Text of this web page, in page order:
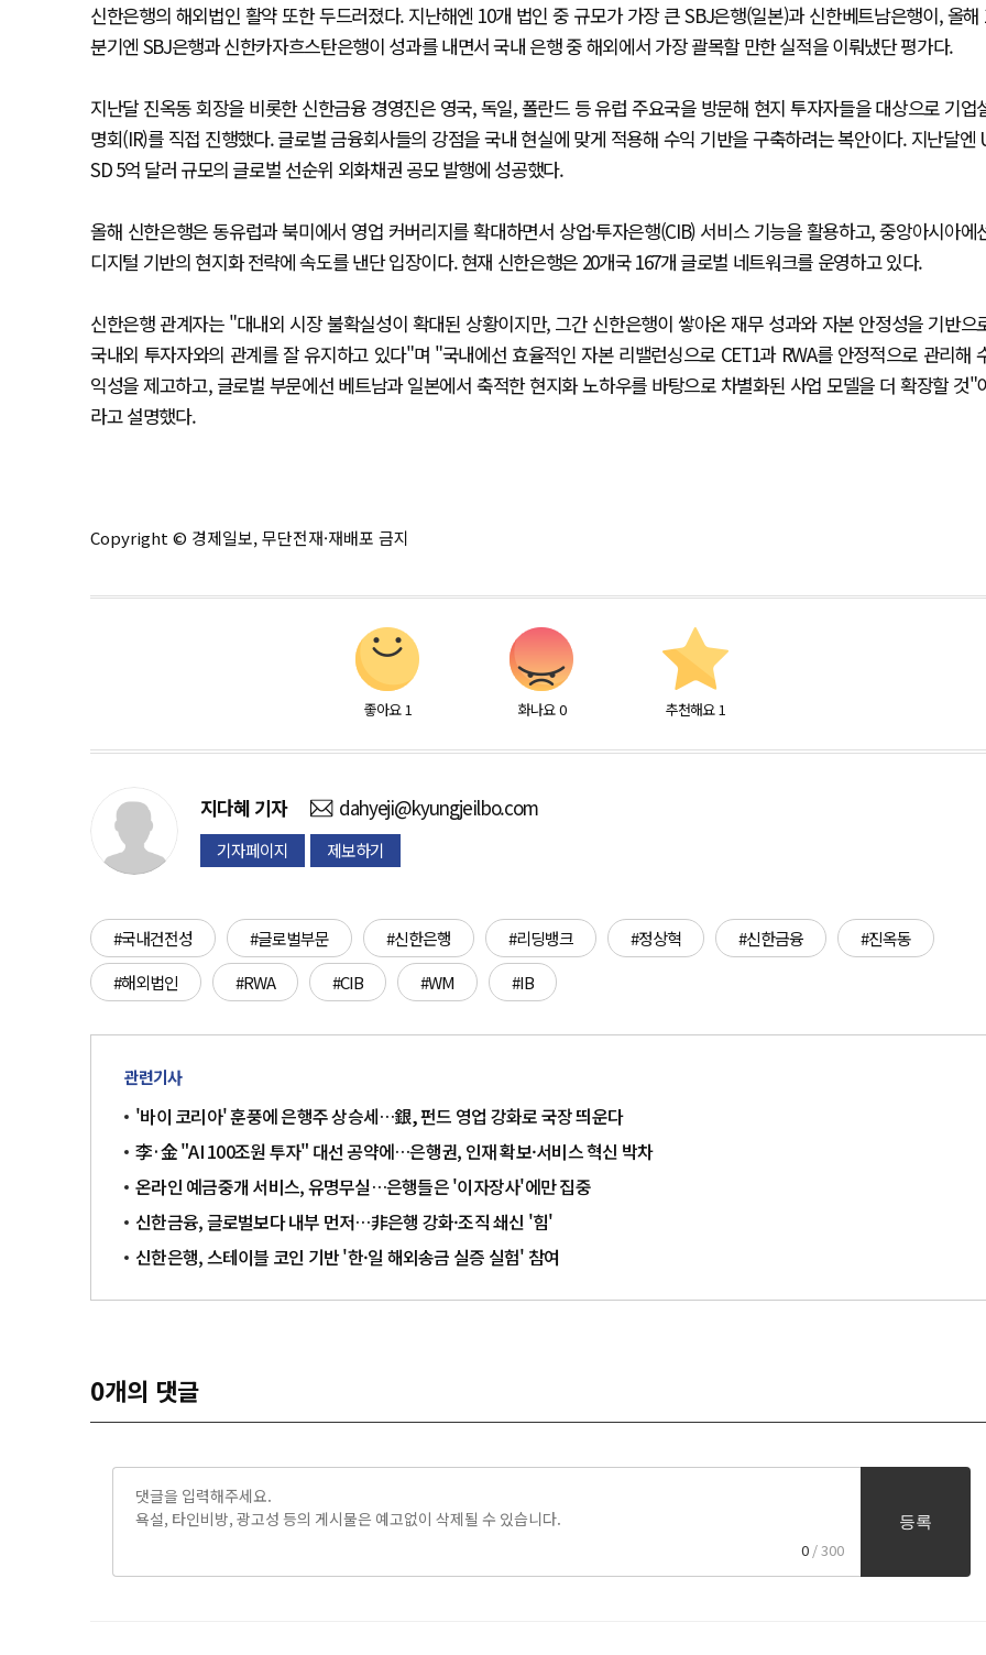
신한은행의 해외법인 활약 또한 두드러졌다. 지난해엔 10개 법인 중 규모가 가장 큰 SBJ은행(일본)과 신한베트남은행이, 올해
분기엔 SBJ은행과 신한카자흐스탄은행이 성과를 내면서 국내 은행 중 해외에서 가장 괄목할 만한 실적을 이뤄냈단 평가다.
지난달 진옥동 회장을 비롯한 신한금융 경영진은 영국, 독일, 폴란드 등 유럽 주요국을 방문해 현지 투자자들을 대상으로 기업
명회(IR)를 직접 진행했다. 글로벌 금융회사들의 강점을 국내 현실에 맞게 적용해 수익 기반을 구축하려는 복안이다. 지난달엔
SD 5억 달러 규모의 글로벌 선순위 외화채권 공모 발행에 성공했다.
올해 신한은행은 동유럽과 북미에서 영업 커버리지를 확대하면서 상업·투자은행(CIB) 서비스 기능을 활용하고, 중앙아시아에
디지털 기반의 현지화 전략에 속도를 낸단 입장이다. 현재 신한은행은 20개국 167개 글로벌 네트워크를 운영하고 있다.
신한은행 관계자는 "대내외 시장 불확실성이 확대된 상황이지만, 그간 신한은행이 쌓아온 재무 성과와 자본 안정성을 기반으
국내외 투자자와의 관계를 잘 유지하고 있다"며 "국내에선 효율적인 자본 리밸런싱으로 CET1과 RWA를 안정적으로 관리해
익성을 제고하고, 글로벌 부문에선 베트남과 일본에서 축적한 현지화 노하우를 바탕으로 차별화된 사업 모델을 더 확장할 것"
라고 설명했다.
Copyright © 경제일보, 무단전재·재배포 금지
좋아요 1 화나요 0 추천해요 1
지다혜 기자 dahyeji@kyungjeilbo.com
기자페이지 제보하기
#국내건전성 #글로벌부문 #신한은행 #리딩뱅크 #정상혁 #신한금융
#진옥동
#해외법인
#RWA #CIB #WM #IB
관련기사
'바이 코리아' 훈풍에 은행주 상승세…銀, 펀드 영업 강화로 국장 띄운다
李·金 "AI 100조원 투자" 대선 공약에…은행권, 인재 확보·서비스 혁신 박차
온라인 예금중개 서비스, 유명무실…은행들은 '이자장사'에만 집중
신한금융, 글로벌보다 내부 먼저…非은행 강화·조직 쇄신 '힘'
신한은행, 스테이블 코인 기반 '한·일 해외송금 실증 실험' 참여
0개의 댓글
0 / 300
등록